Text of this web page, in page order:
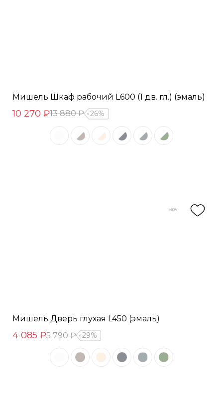
Мишель Шкаф рабочий L600 (1 дв. гл.) (эмаль)
10 270 ₽13 880 ₽ 26%
Мишель Дверь глухая L450 (эмаль)
4 085 ₽5 790 ₽ 29%